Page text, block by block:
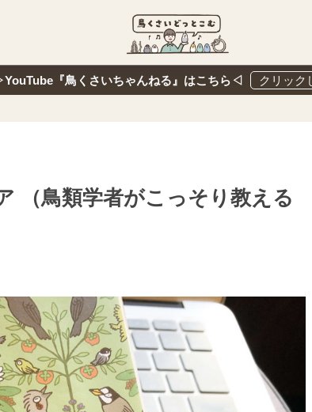
『鳥くさいちゃんねる』はこちら◁
（鳥類学者がこっそり教える